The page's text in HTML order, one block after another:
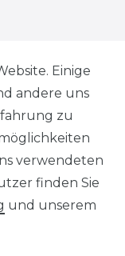
Einige
andere uns
zu
verwendeten
finden Sie
und unserem